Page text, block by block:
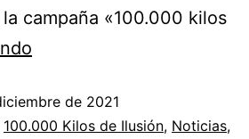
campaña «100.000 kilos
de 2021
100.000 Kilos de Ilusión, Noticias,